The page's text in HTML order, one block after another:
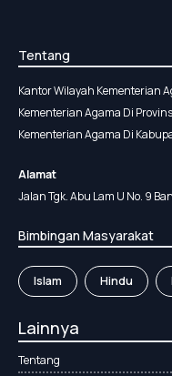
Tentang
Kantor Wilayah Kementerian
Kementerian Agama Di
Kementerian Agama Di
Alamat
Jalan Tgk. Abu Lam U No. 9
Bimbingan Masyarakat
Islam Hindu
Lainnya
Tentang